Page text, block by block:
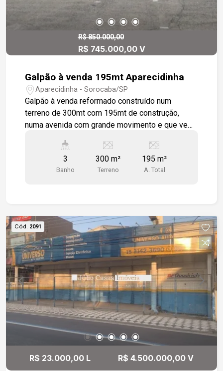
R$ 850.000,00
R$ 745.000,00 V
Galpão à venda 195mt Aparecidinha
Aparecidinha - Sorocaba/SP
Galpão à venda reformado construído num
terreno de 300mt com 195mt de construção,
numa avenida com grande movimento e que vem
redor. Galpão dividido num amplo vão, 2
banheiros, sendo 1 feminino e 1 masculino, e 1
banheiro PCD, ao fundo você tem uma cozinha e
3
Banho
300 m²
Terreno
195 m²
A. Total
Cód. 2091
R$ 23.000,00 L R$ 4.500.000,00 V